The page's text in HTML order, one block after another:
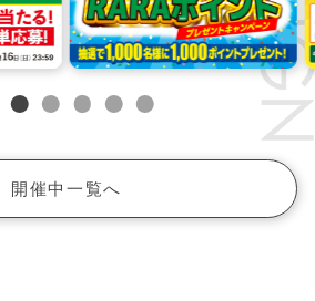
開催中一覧へ